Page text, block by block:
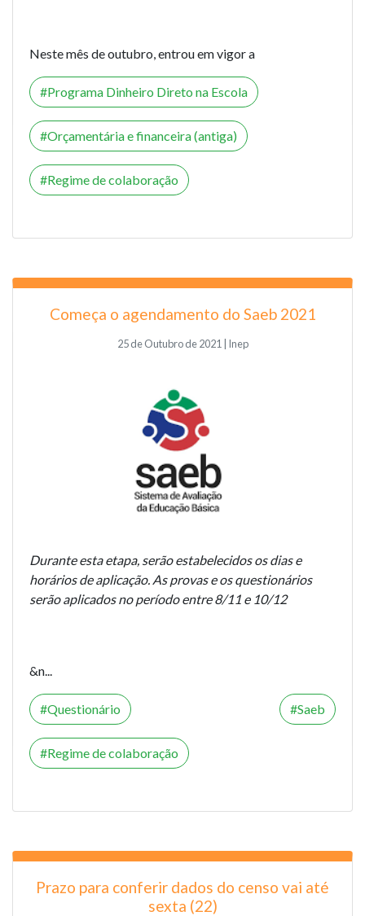
Neste mês de outubro, entrou em vigor a
Programa Dinheiro Direto na Escola
Orçamentária e financeira (antiga)
Regime de colaboração
Começa o agendamento do Saeb 2021
25 de Outubro de 2021 | Inep
Durante esta etapa, serão estabelecidos os dias e
horários de aplicação. As provas e os questionários
serão aplicados no período entre 8/11 e 10/12
&n...
Questionário Saeb
Regime de colaboração
Prazo para conferir dados do censo vai até
sexta (22)